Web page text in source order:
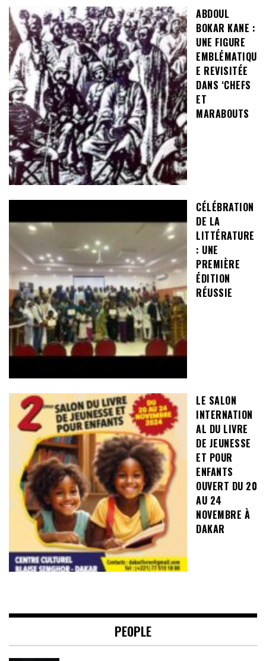
ABDOUL
BOKAR KANE :
UNE FIGURE
EMBLÉMATIQU
E REVISITÉE
DANS ‘CHEFS
ET
MARABOUTS
CÉLÉBRATION
DE LA
LITTÉRATURE
: UNE
PREMIÈRE
ÉDITION
RÉUSSIE
LE SALON
INTERNATION
AL DU LIVRE
DE JEUNESSE
ET POUR
ENFANTS
OUVERT DU 20
AU 24
NOVEMBRE À
DAKAR
PEOPLE